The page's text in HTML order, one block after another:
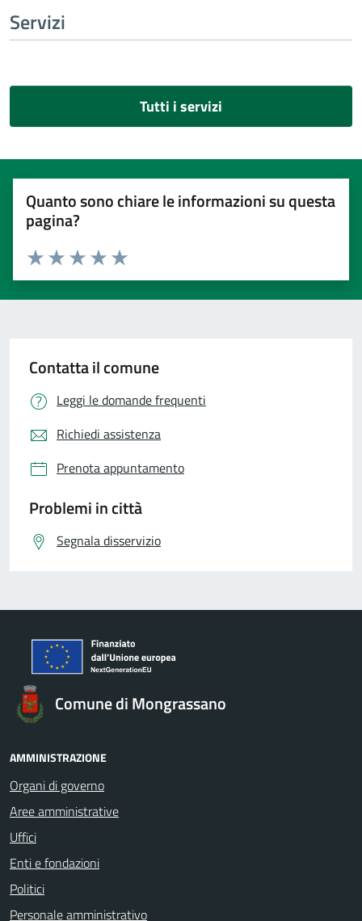
Servizi
Tutti i servizi
Quanto sono chiare le informazioni su questa
pagina?
Valuta 5 stelle su 5
Valuta 4 stelle su 5
Valuta 3 stelle su 5
Valuta 2 stelle su 5
Valuta 1 stelle su 5
Contatta il comune
Leggi le domande frequenti
Richiedi assistenza
Prenota appuntamento
Problemi in città
Segnala disservizio
Comune di Mongrassano
AMMINISTRAZIONE
Organi di governo
Aree amministrative
Uffici
Enti e fondazioni
Politici
Personale amministrativo